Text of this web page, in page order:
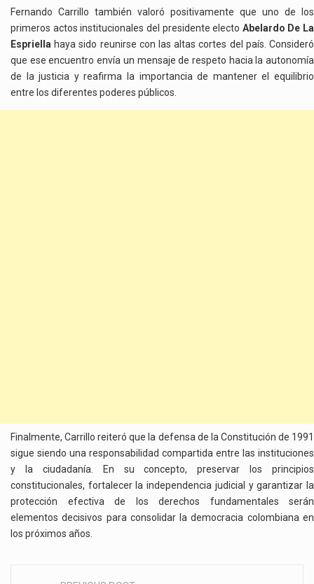
Fernando Carrillo también valoró positivamente que uno de los
primeros actos institucionales del presidente electo Abelardo De La
Espriella haya sido reunirse con las altas cortes del país. Consideró
que ese encuentro envía un mensaje de respeto hacia la autonomía
de la justicia y reafirma la importancia de mantener el equilibrio
entre los diferentes poderes públicos.
Finalmente, Carrillo reiteró que la defensa de la Constitución de 1991
sigue siendo una responsabilidad compartida entre las instituciones
y la ciudadanía. En su concepto, preservar los principios
constitucionales, fortalecer la independencia judicial y garantizar la
protección efectiva de los derechos fundamentales serán
elementos decisivos para consolidar la democracia colombiana en
los próximos años.